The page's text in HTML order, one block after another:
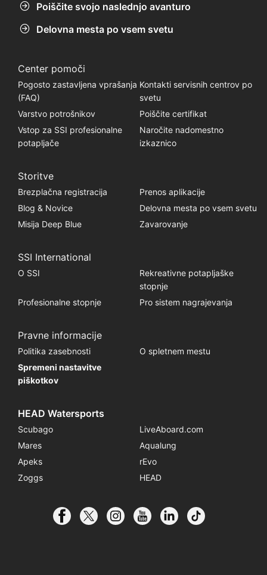
Poiščite svojo naslednjo avanturo
Delovna mesta po vsem svetu
Center pomoči
Pogosto zastavljena vprašanja
(FAQ)
Kontakti servisnih centrov po
svetu
Varstvo potrošnikov
Poiščite certifikat
Vstop za SSI profesionalne
potapljače
Naročite nadomestno
izkaznico
Storitve
Brezplačna registracija
Prenos aplikacije
Blog & Novice
Delovna mesta po vsem svetu
Misija Deep Blue
Zavarovanje
SSI International
O SSI
Rekreativne potapljaške
stopnje
Profesionalne stopnje
Pro sistem nagrajevanja
Pravne informacije
Politika zasebnosti
O spletnem mestu
Spremeni nastavitve
piškotkov
HEAD Watersports
Scubago
LiveAboard.com
Mares
Aqualung
Apeks
rEvo
Zoggs
HEAD